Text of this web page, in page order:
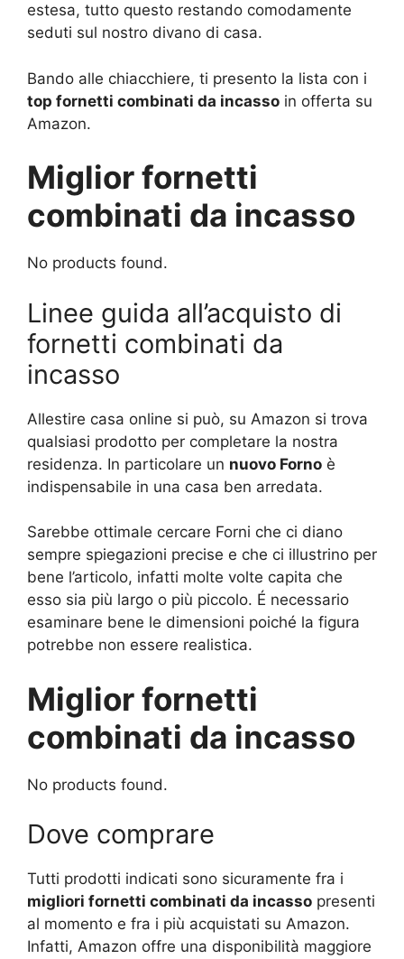
estesa, tutto questo restando comodamente
seduti sul nostro divano di casa.
Bando alle chiacchiere, ti presento la lista con i
top fornetti combinati da incasso in offerta su
Amazon.
Miglior fornetti
combinati da incasso
No products found.
Linee guida all’acquisto di
fornetti combinati da
incasso
Allestire casa online si può, su Amazon si trova
qualsiasi prodotto per completare la nostra
residenza. In particolare un nuovo Forno è
indispensabile in una casa ben arredata.
Sarebbe ottimale cercare Forni che ci diano
sempre spiegazioni precise e che ci illustrino per
bene l’articolo, infatti molte volte capita che
esso sia più largo o più piccolo. É necessario
esaminare bene le dimensioni poiché la figura
potrebbe non essere realistica.
Miglior fornetti
combinati da incasso
No products found.
Dove comprare
Tutti prodotti indicati sono sicuramente fra i
migliori fornetti combinati da incasso presenti
al momento e fra i più acquistati su Amazon.
Infatti, Amazon offre una disponibilità maggiore